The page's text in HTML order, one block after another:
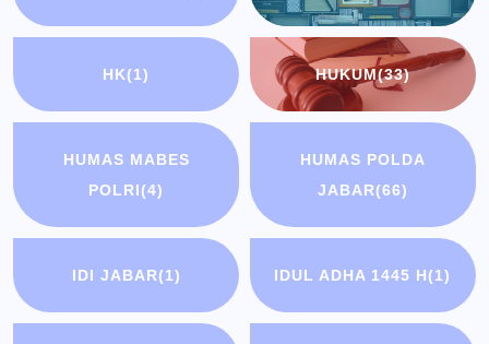
HK(1) HUKUM(33)
HUMAS MABES
POLRI(4)
HUMAS POLDA
JABAR(66)
IDI JABAR(1) IDUL ADHA 1445 H(1)